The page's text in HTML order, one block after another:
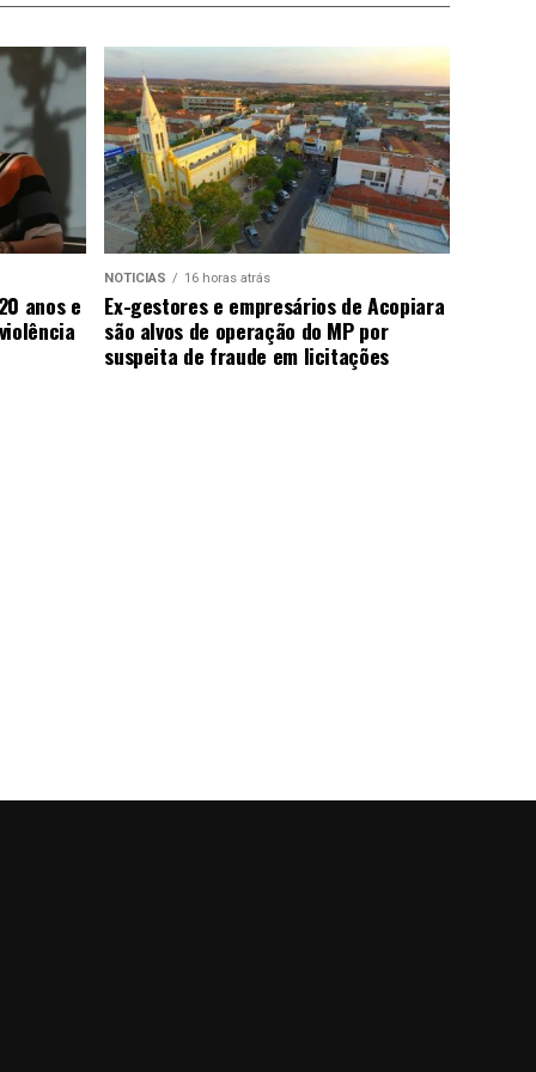
anos e
NOTICIAS 16 horas atrás
Ex-gestores e empresários de Acopiara
são alvos de operação do MP por
suspeita de fraude em licitações